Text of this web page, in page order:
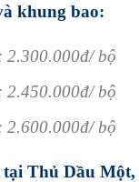
khung bao:
2.300.000đ/ bộ
2.450.000đ/ bộ
2.600.000đ/ bộ
tại Thủ Dầu Một,